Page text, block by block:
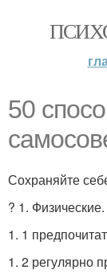
50
Сохраняйте
? 1. Физические.
1. 1
1. 2 регулярно